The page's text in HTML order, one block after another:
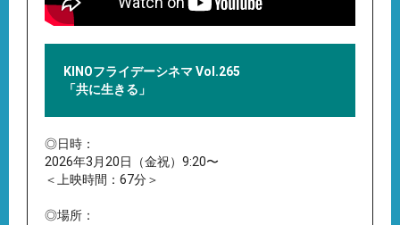
KINOフライデーシネマ Vol.265
「共に生きる」
◎日時：
2026年3月20日（金祝）9:20〜
＜上映時間：67分＞
◎場所：